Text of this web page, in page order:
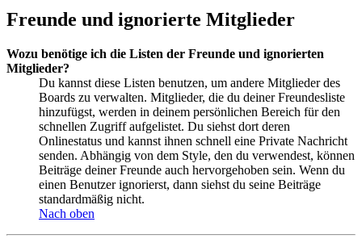
Freunde und ignorierte Mitglieder
Wozu benötige ich die Listen der Freunde und ignorierten
Mitglieder?
Du kannst diese Listen benutzen, um andere Mitglieder des
Boards zu verwalten. Mitglieder, die du deiner Freundesliste
hinzufügst, werden in deinem persönlichen Bereich für den
schnellen Zugriff aufgelistet. Du siehst dort deren
Onlinestatus und kannst ihnen schnell eine Private Nachricht
senden. Abhängig von dem Style, den du verwendest, können
Beiträge deiner Freunde auch hervorgehoben sein. Wenn du
einen Benutzer ignorierst, dann siehst du seine Beiträge
standardmäßig nicht.
Nach oben